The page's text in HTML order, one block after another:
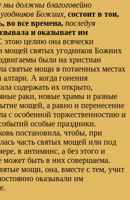
мы должны благоговейно
Божиих, состоит в тои,
во все времена, последуя
и оказывает им
этою целию она всячески
мощей святых угодников Божиих
были на христиан
святые мощи в потаенных местах
А когда гонения
содержать их открыто,
раки, новые храмы и разные
мощей, а равно и перенесение
с особенной торжественностию и
особые праздники.
постановила, чтобы, при
часть святых мощей или под
в антиминс, а без этого и
может быть в них совершаема.
мощи, она, вместе с тем, учит
оказывали им